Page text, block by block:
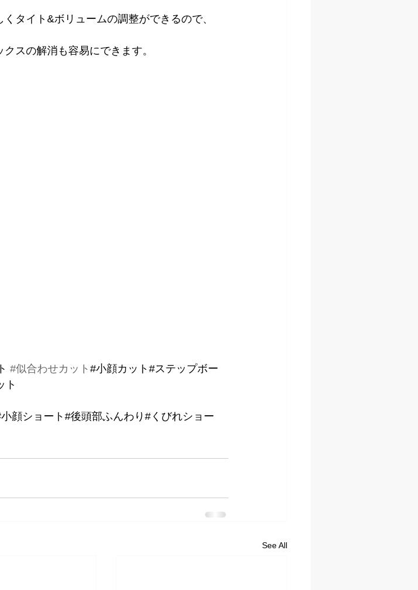
タイト&ボリュームの調整ができるので、
スの解消も容易にできます。
#似合わせカット #小顔カット#ステップボー
ト
顔ショート#後頭部ふんわり#くびれショー
See All